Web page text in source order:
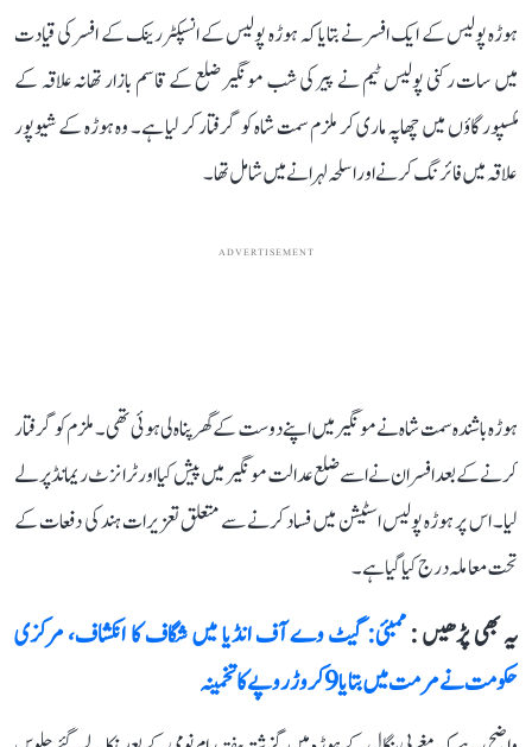
ہوڑہ پولیس کے ایک افسر نے بتایا کہ ہوڑہ پولیس کے انسپکٹر رینک کے افسر کی قیادت
میں سات رکنی پولیس ٹیم نے پیر کی شب مونگیر ضلع کے قاسم بازار تھانہ علاقہ کے
مکسپور گاؤں میں چھاپہ ماری کر ملزم سمت شاہ کو گرفتار کر لیا ہے۔ وہ ہوڑہ کے شیوپور
علاقہ میں فائرنگ کرنے اور اسلحہ لہرانے میں شامل تھا۔
ADVERTISEMENT
ہوڑہ باشندہ سمت شاہ نے مونگیر میں اپنے دوست کے گھر پناہ لی ہوئی تھی۔ ملزم کو گرفتار
کرنے کے بعد افسران نے اسے ضلع عدالت مونگیر میں پیش کیا اور ٹرانزٹ ریمانڈ پر لے
لیا۔ اس پر ہوڑہ پولیس اسٹیشن میں فساد کرنے سے متعلق تعزیرات ہند کی دفعات کے
تحت معاملہ درج کیا گیا ہے۔
یہ بھی پڑھیں : ممبئی: گیٹ وے آف انڈیا میں شگاف کا انکشاف، مرکزی
حکومت نے مرمت میں بتایا 9 کروڑ روپے کا تخمینہ